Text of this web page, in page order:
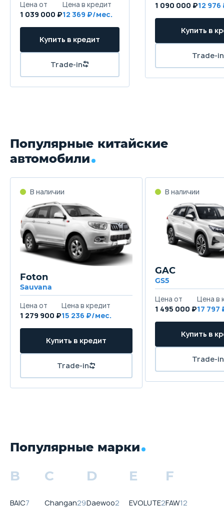
1 039 000 ₽12 369
1 090 000 ₽12 976
Популярные китайские
автомобили
Foton
Sauvana
1 279 900 ₽15 236
GAC
GS5
1 495 000 ₽17 797
Популярные марки
B
BAIC7
C
Changan29
D
Daewoo2
E
EVOLUTE2
F
FAW12